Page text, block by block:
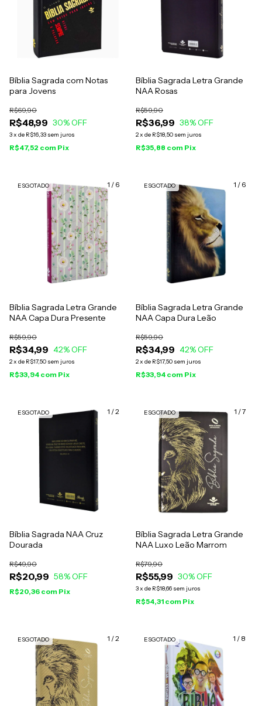
Bíblia Sagrada com Notas
para Jovens
R$48,99
R$69,90
30% OFF
3x de R$16,33 sem juros
R$47,52 com Pix
Bíblia Sagrada Letra Grande
NAA Rosas
R$36,99
R$59,90
38% OFF
2x de R$18,50 sem juros
R$35,88 com Pix
1 / 6
ESGOTADO
Bíblia Sagrada Letra Grande
NAA Capa Dura Presente
R$34,99
R$59,90
42% OFF
2x de R$17,50 sem juros
R$33,94 com Pix
1 / 6
ESGOTADO
Bíblia Sagrada Letra Grande
NAA Capa Dura Leão
R$34,99
R$59,90
42% OFF
2x de R$17,50 sem juros
R$33,94 com Pix
1 /2
ESGOTADO
Bíblia Sagrada NAA Cruz
Dourada
R$20,99
R$49,90
58% OFF
R$20,36 com Pix
1 /7
ESGOTADO
Bíblia Sagrada Letra Grande
NAA Luxo Leão Marrom
R$55,99
R$79,90
30% OFF
3x de R$18,66 sem juros
R$54,31 com Pix
1 /2
ESGOTADO 1 / 8
ESGOTADO